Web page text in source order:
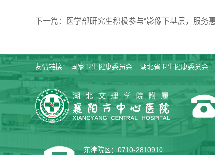
下一篇：医学部研究生积极参与“影像下基层，服务
友情链接：国家卫生健康委员会 湖北省卫生健康委员会
东津院区：0710-2810910